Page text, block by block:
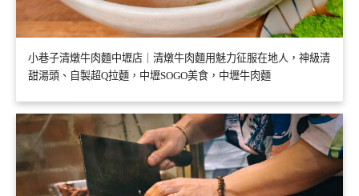
小巷子清燉牛肉麵中壢店｜清燉牛肉麵用魅力征服在地人，神級清
甜湯頭、自製超Q拉麵，中壢SOGO美食，中壢牛肉麵